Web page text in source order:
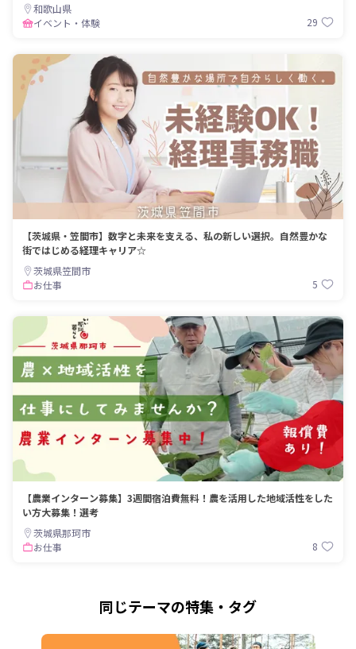
和歌山県
イベント・体験
29
【茨城県・笠間市】数字と未来を支える、私の新しい選択。自然豊かな
街ではじめる経理キャリア☆
茨城県笠間市
お仕事
5
【農業インターン募集】3週間宿泊費無料！農を活用した地域活性をした
い方大募集！選考
茨城県那珂市
お仕事
8
同じテーマの特集・タグ